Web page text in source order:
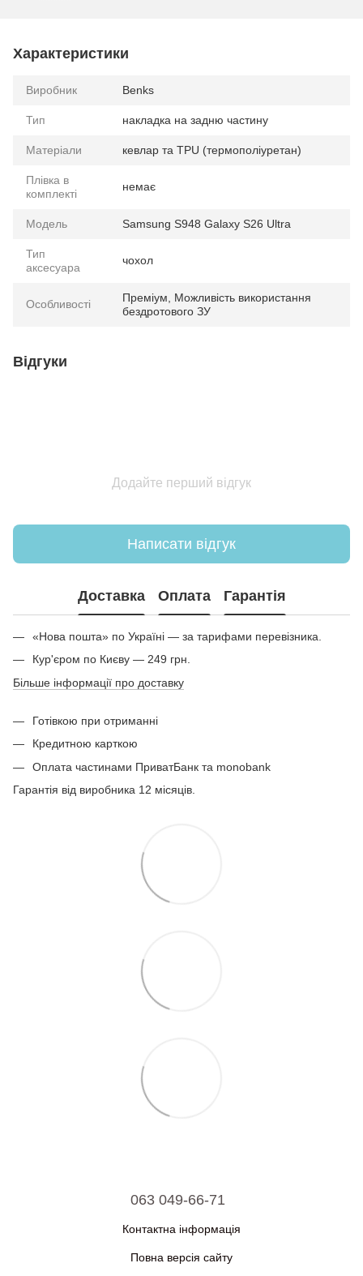
Характеристики
Виробник Benks
Тип накладка на задню частину
Матеріали кевлар та TPU (термополіуретан)
Плівка в
комплекті
немає
Модель Samsung S948 Galaxy S26 Ultra
Тип
аксесуара
чохол
Особливості
Преміум, Можливість використання
бездротового ЗУ
Відгуки
Додайте перший відгук
Написати відгук
Доставка Оплата Гарантія
«Нова пошта» по Україні — за тарифами перевізника.
Кур'єром по Києву — 249 грн.
Більше інформації про доставку
Готівкою при отриманні
Кредитною карткою
Оплата частинами ПриватБанк та monobank
Гарантія від виробника 12 місяців.
063 049-66-71
Контактна інформація
Повна версія сайту